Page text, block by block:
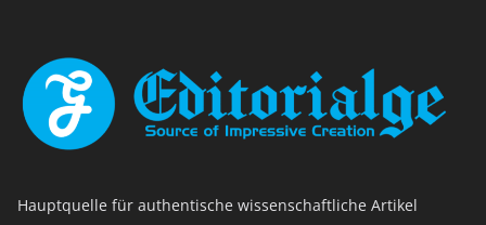
Hauptquelle für authentische wissenschaftliche Artikel